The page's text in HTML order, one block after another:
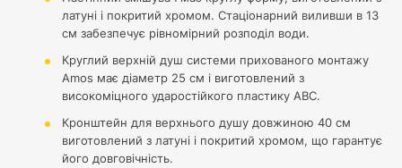
латуні і покритий хромом. Стаціонарний виливши в 13
см забезпечує рівномірний розподіл води.
Круглий верхній душ системи прихованого монтажу
Amos має діаметр 25 см і виготовлений з
високоміцного ударостійкого пластику АВС.
Кронштейн для верхнього душу довжиною 40 см
виготовлений з латуні і покритий хромом, що гарантує
його довговічність.